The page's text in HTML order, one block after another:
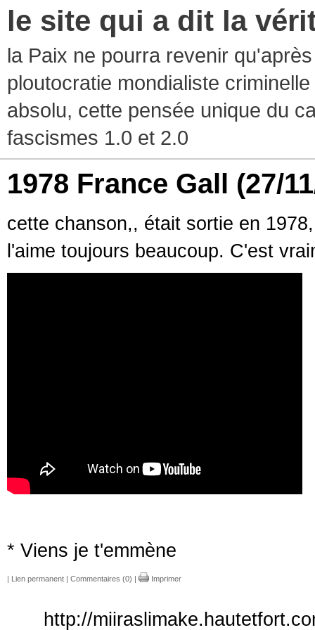
le site qui a dit la
la Paix ne pourra revenir
ploutocratie mondialiste
absolu, cette pensée unique du
fascismes 1.0 et 2.0
1978 France Gall (27/
cette chanson,, était sortie en
l'aime toujours beaucoup. C'est
* Viens je t'emmène
| Lien permanent | Commentaires (0) | Imprimer
http://